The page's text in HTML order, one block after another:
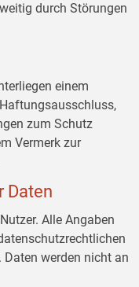
durch Störungen
einem
zum Schutz
Vermerk zur
Daten
Alle Angaben
werden nicht an